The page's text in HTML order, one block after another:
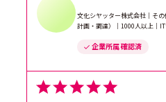
文化シヤッター株式会社｜そ
計画・調達）｜1000人以上｜
企業所属 確認済